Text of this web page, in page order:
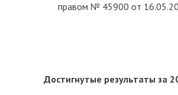
правом № 45900 от
Достигнутые результаты за